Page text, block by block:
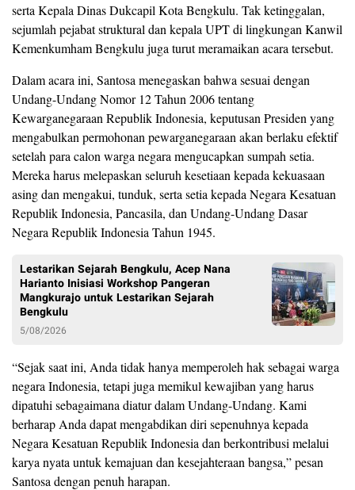
serta Kepala Dinas Dukcapil Kota Bengkulu. Tak ketinggalan,
sejumlah pejabat struktural dan kepala UPT di lingkungan Kanwil
Kemenkumham Bengkulu juga turut meramaikan acara tersebut.
Dalam acara ini, Santosa menegaskan bahwa sesuai dengan
Undang-Undang Nomor 12 Tahun 2006 tentang
Kewarganegaraan Republik Indonesia, keputusan Presiden yang
mengabulkan permohonan pewarganegaraan akan berlaku efektif
setelah para calon warga negara mengucapkan sumpah setia.
Mereka harus melepaskan seluruh kesetiaan kepada kekuasaan
asing dan mengakui, tunduk, serta setia kepada Negara Kesatuan
Republik Indonesia, Pancasila, dan Undang-Undang Dasar
Negara Republik Indonesia Tahun 1945.
Lestarikan Sejarah Bengkulu, Acep Nana
Harianto Inisiasi Workshop Pangeran
Mangkurajo untuk Lestarikan Sejarah
Bengkulu
5/08/2026
“Sejak saat ini, Anda tidak hanya memperoleh hak sebagai warga
negara Indonesia, tetapi juga memikul kewajiban yang harus
dipatuhi sebagaimana diatur dalam Undang-Undang. Kami
berharap Anda dapat mengabdikan diri sepenuhnya kepada
Negara Kesatuan Republik Indonesia dan berkontribusi melalui
karya nyata untuk kemajuan dan kesejahteraan bangsa,” pesan
Santosa dengan penuh harapan.